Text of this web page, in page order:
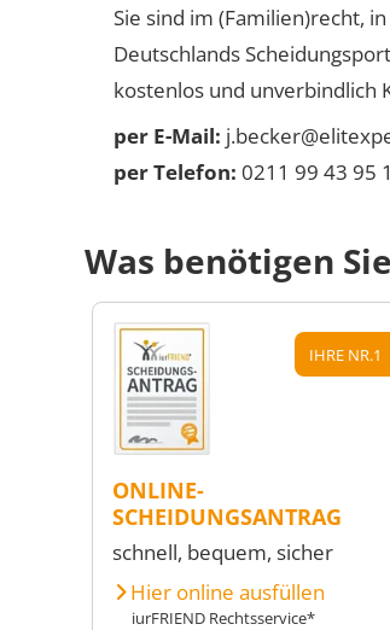
Sie sind im (Familien)recht,
Deutschlands
kostenlos und unverbindlich
per E-Mail:
per Telefon: 0211 99 43 95
Was benötigen
IHRE NR.1
ONLINE-
SCHEIDUNGSANTRAG
schnell, bequem, sicher
Hier online ausfüllen
iurFRIEND Rechtsservice*